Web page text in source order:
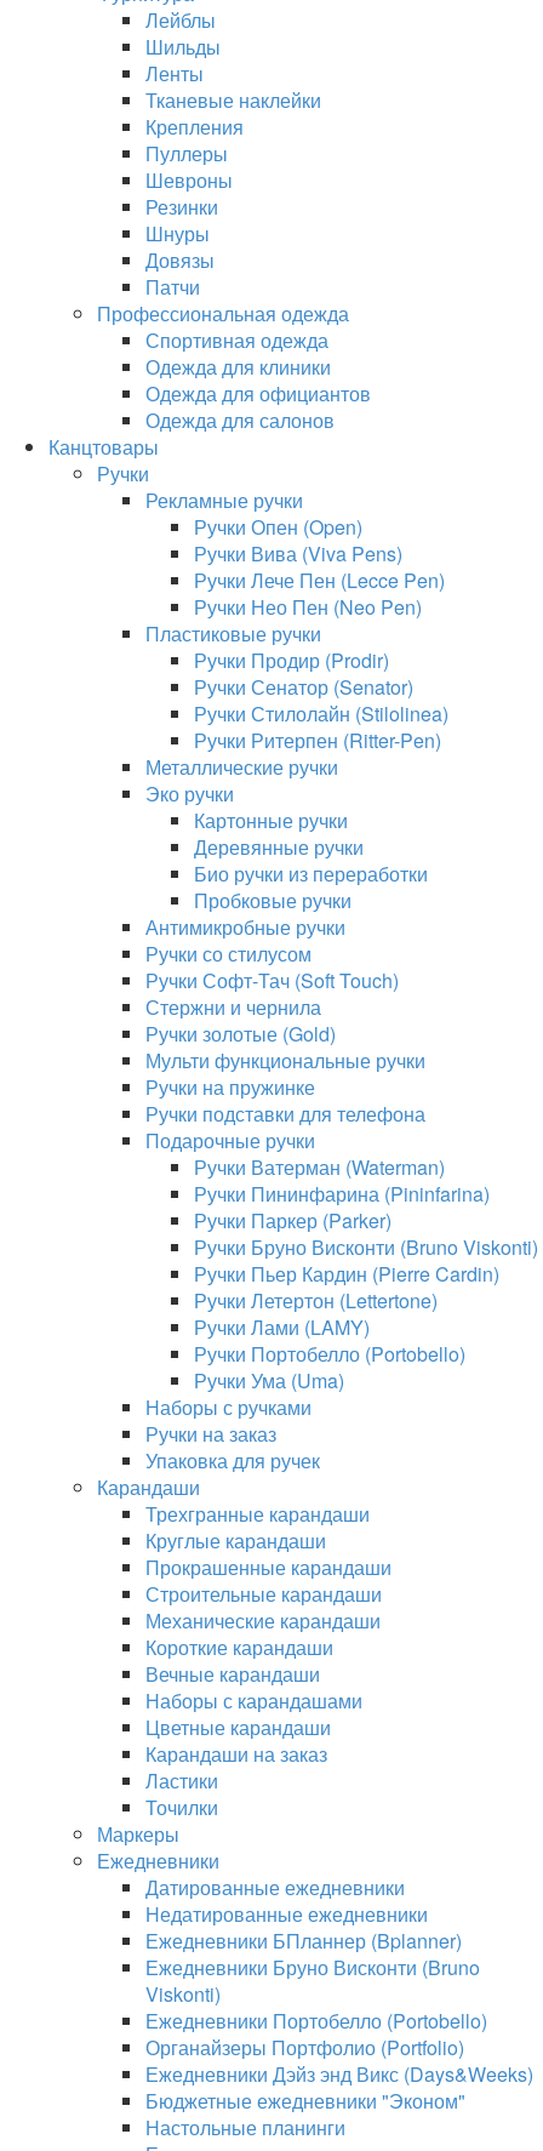
Лейблы
Шильды
Ленты
Тканевые наклейки
Крепления
Пуллеры
Шевроны
Резинки
Шнуры
Довязы
Патчи
Профессиональная одежда
Спортивная одежда
Одежда для клиники
Одежда для официантов
Одежда для салонов
Канцтовары
Ручки
Рекламные ручки
Ручки Опен (Open)
Ручки Вива (Viva Pens)
Ручки Лече Пен (Lecce Pen)
Ручки Нео Пен (Neo Pen)
Пластиковые ручки
Ручки Продир (Prodir)
Ручки Сенатор (Senator)
Ручки Стилолайн (Stilolinea)
Ручки Ритерпен (Ritter-Pen)
Металлические ручки
Эко ручки
Картонные ручки
Деревянные ручки
Био ручки из переработки
Пробковые ручки
Антимикробные ручки
Ручки со стилусом
Ручки Софт-Тач (Soft Touch)
Стержни и чернила
Ручки золотые (Gold)
Мульти функциональные ручки
Ручки на пружинке
Ручки подставки для телефона
Подарочные ручки
Ручки Ватерман (Waterman)
Ручки Пининфарина (Pininfarina)
Ручки Паркер (Parker)
Ручки Бруно Висконти (Bruno Viskonti)
Ручки Пьер Кардин (Pierre Cardin)
Ручки Летертон (Lettertone)
Ручки Лами (LAMY)
Ручки Портобелло (Portobello)
Ручки Ума (Uma)
Наборы с ручками
Ручки на заказ
Упаковка для ручек
Карандаши
Трехгранные карандаши
Круглые карандаши
Прокрашенные карандаши
Строительные карандаши
Механические карандаши
Короткие карандаши
Вечные карандаши
Наборы с карандашами
Цветные карандаши
Карандаши на заказ
Ластики
Точилки
Маркеры
Ежедневники
Датированные ежедневники
Недатированные ежедневники
Ежедневники БПланнер (Bplanner)
Ежедневники Бруно Висконти (Bruno
Viskonti)
Ежедневники Портобелло (Portobello)
Органайзеры Портфолио (Portfolio)
Ежедневники Дэйз энд Викс (Days&Weeks)
Бюджетные ежедневники "Эконом"
Настольные планинги